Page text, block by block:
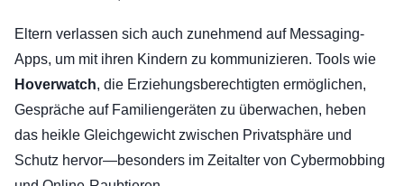
Eltern verlassen sich auch zunehmend auf Messaging-
Apps, um mit ihren Kindern zu kommunizieren. Tools wie
Hoverwatch, die Erziehungsberechtigten ermöglichen,
Gespräche auf Familiengeräten zu überwachen, heben
das heikle Gleichgewicht zwischen Privatsphäre und
Schutz hervor—besonders im Zeitalter von Cybermobbing